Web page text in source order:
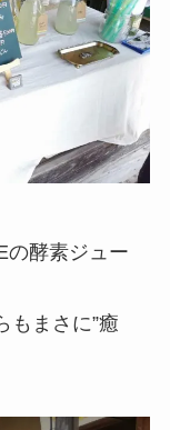
の酵素ジュー
もまさに”癒